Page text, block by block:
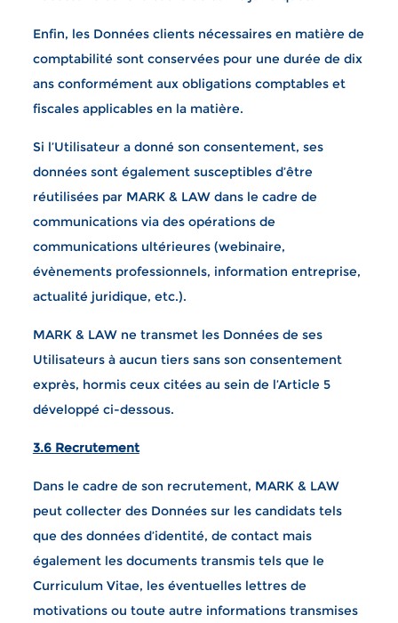
Enfin, les Données clients nécessaires en matière de
comptabilité sont conservées pour une durée de dix
ans conformément aux obligations comptables et
fiscales applicables en la matière.
Si l’Utilisateur a donné son consentement, ses
données sont également susceptibles d’être
réutilisées par MARK & LAW dans le cadre de
communications via des opérations de
communications ultérieures (webinaire,
évènements professionnels, information entreprise,
actualité juridique, etc.).
MARK & LAW ne transmet les Données de ses
Utilisateurs à aucun tiers sans son consentement
exprès, hormis ceux citées au sein de l’Article 5
développé ci-dessous.
3.6 Recrutement
Dans le cadre de son recrutement, MARK & LAW
peut collecter des Données sur les candidats tels
que des données d’identité, de contact mais
également les documents transmis tels que le
Curriculum Vitae, les éventuelles lettres de
motivations ou toute autre informations transmises